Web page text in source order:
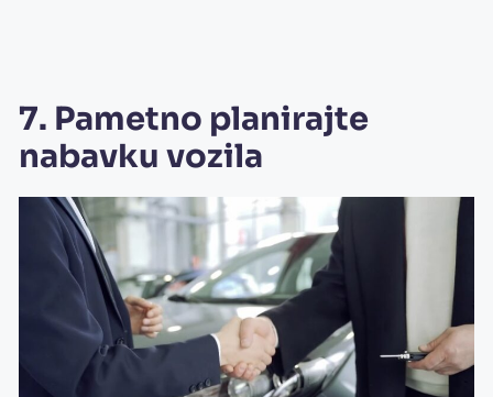
7. Pametno planirajte
nabavku vozila